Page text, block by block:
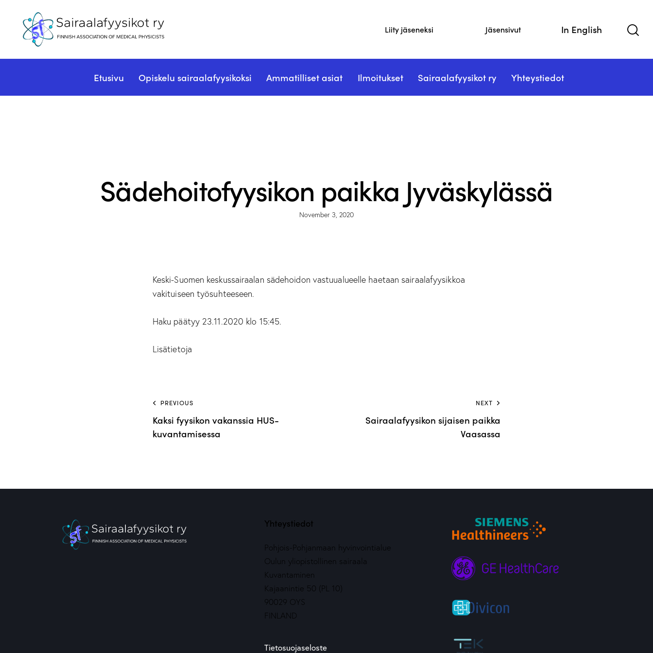
Liity jäseneksi Jäsensivut In English
Etusivu Opiskelu sairaalafyysikoksi Ammatilliset asiat Ilmoitukset Sairaalafyysikot ry Yhteystiedot
Sädehoitofyysikon paikka Jyväskylässä
November 3, 2020
Keski-Suomen keskussairaalan sädehoidon vastuualueelle haetaan sairaalafyysikkoa
vakituiseen työsuhteeseen.
Haku päätyy 23.11.2020 klo 15:45.
Lisätietoja
PREVIOUS
Kaksi fyysikon vakanssia HUS-
kuvantamisessa
NEXT
Sairaalafyysikon sijaisen paikka
Vaasassa
Yhteystiedot
Pohjois-Pohjanmaan hyvinvointialue
Oulun yliopistollinen sairaala
Kuvantaminen
Kajaanintie 50 (PL 10)
90029 OYS
FINLAND
Tietosuojaseloste